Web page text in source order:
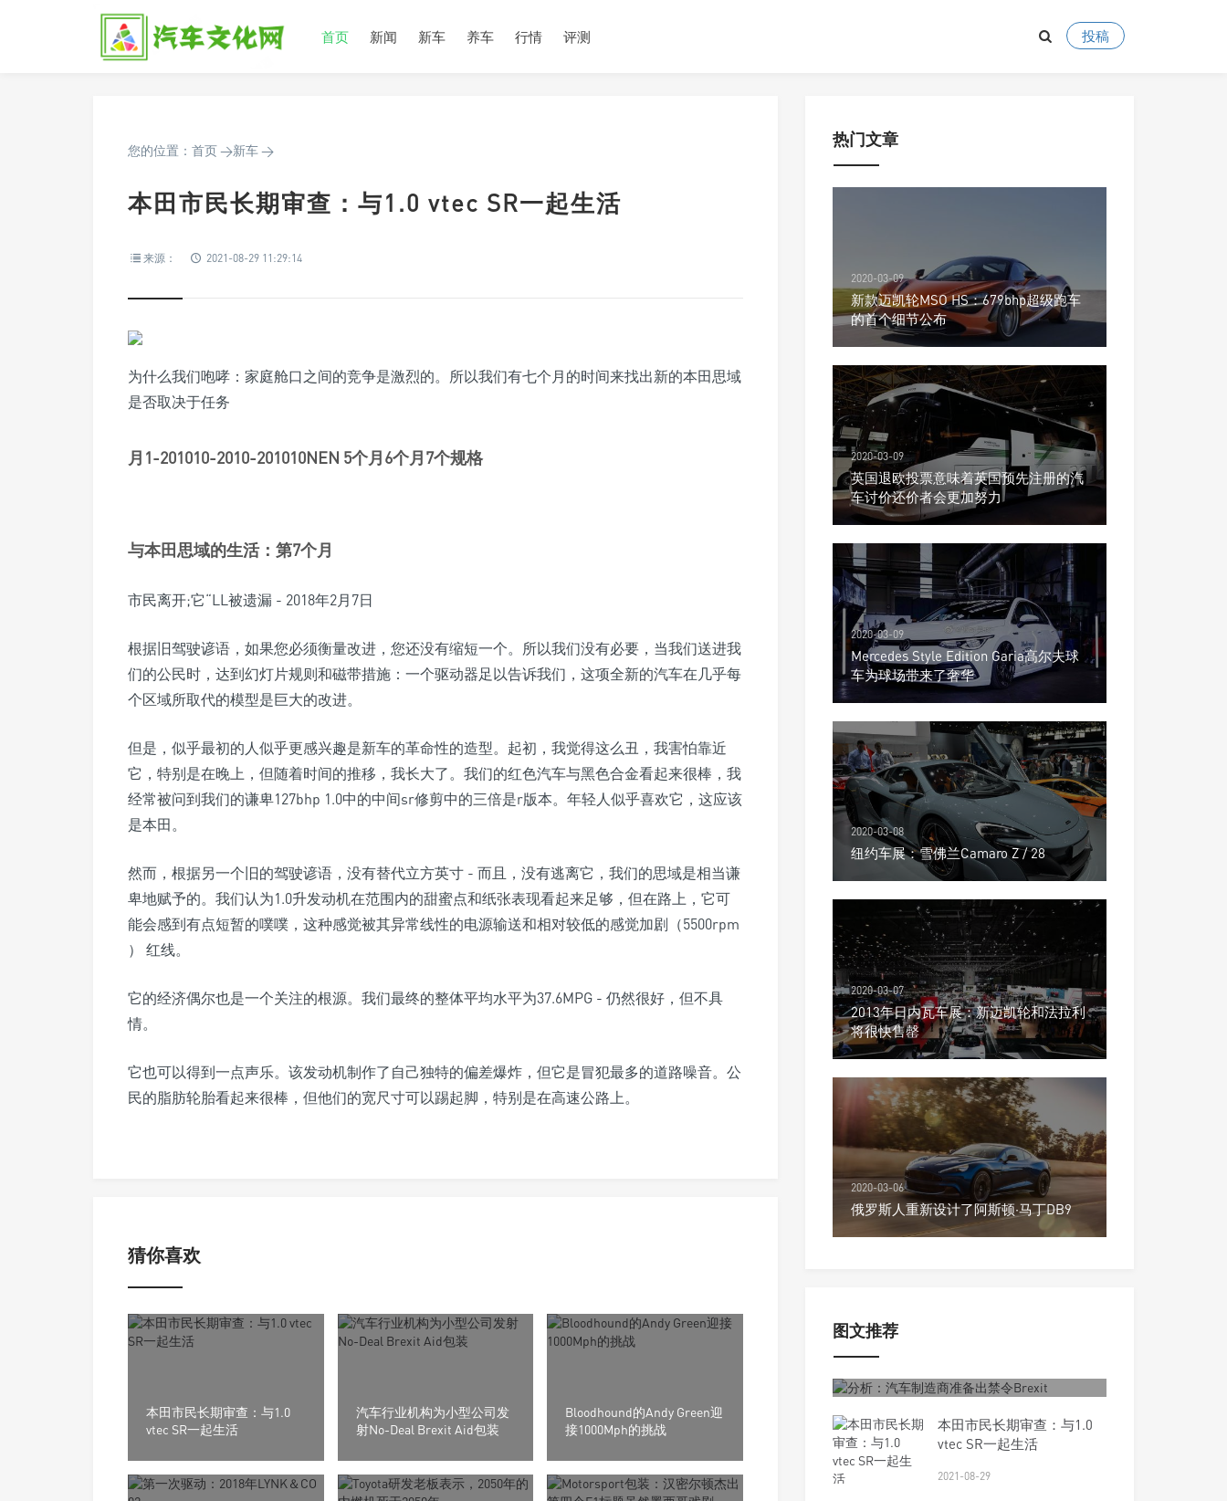
首页 新闻 新车 养车 行情 评测 投稿
您的位置： 首页>新车>
本田市民长期审查：与1.0 vtec SR一起生活
来源： 2021-08-29 11:29:14
为什么我们咆哮：家庭舱口之间的竞争是激烈的。所以我们有七个月的时间来找出新的本田思域
是否取决于任务
月1-201010-2010-201010NEN 5个月6个月7个规格
与本田思域的生活：第7个月
市民离开;它“LL被遗漏 - 2018年2月7日
根据旧驾驶谚语，如果您必须衡量改进，您还没有缩短一个。所以我们没有必要，当我们送进我
们的公民时，达到幻灯片规则和磁带措施：一个驱动器足以告诉我们，这项全新的汽车在几乎每
个区域所取代的模型是巨大的改进。
但是，似乎最初的人似乎更感兴趣是新车的革命性的造型。起初，我觉得这么丑，我害怕靠近
它，特别是在晚上，但随着时间的推移，我长大了。我们的红色汽车与黑色合金看起来很棒，我
经常被问到我们的谦卑127bhp 1.0中的中间sr修剪中的三倍是r版本。年轻人似乎喜欢它，这应该
是本田。
然而，根据另一个旧的驾驶谚语，没有替代立方英寸 - 而且，没有逃离它，我们的思域是相当谦
卑地赋予的。我们认为1.0升发动机在范围内的甜蜜点和纸张表现看起来足够，但在路上，它可
能会感到有点短暂的噗噗，这种感觉被其异常线性的电源输送和相对较低的感觉加剧（5500rpm
） 红线。
它的经济偶尔也是一个关注的根源。我们最终的整体平均水平为37.6MPG - 仍然很好，但不具
情。
它也可以得到一点声乐。该发动机制作了自己独特的偏差爆炸，但它是冒犯最多的道路噪音。公
民的脂肪轮胎看起来很棒，但他们的宽尺寸可以踢起脚，特别是在高速公路上。
猜你喜欢
本田市民长期审查：与1.0
vtec SR一起生活
汽车行业机构为小型公司发
射No-Deal Brexit Aid包装
Bloodhound的Andy Green迎
接1000Mph的挑战
热门文章
2020-03-09
新款迈凯轮MSO HS：679bhp超级跑车
的首个细节公布
2020-03-09
英国退欧投票意味着英国预先注册的汽
车讨价还价者会更加努力
2020-03-09
Mercedes Style Edition Garia高尔夫球
车为球场带来了奢华
2020-03-08
纽约车展：雪佛兰Camaro Z / 28
2020-03-07
2013年日内瓦车展：新迈凯轮和法拉利
将很快售罄
2020-03-06
俄罗斯人重新设计了阿斯顿·马丁DB9
图文推荐
本田市民长期审查：与1.0
vtec SR一起生活
2021-08-29